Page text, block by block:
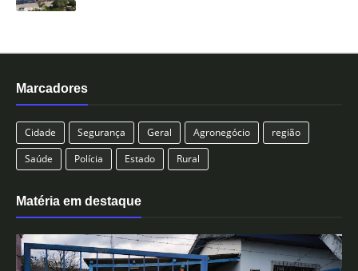
Marcadores
Cidade Segurança Geral Agronegócio
região
Saúde
Polícia Estado Rural
Matéria em destaque